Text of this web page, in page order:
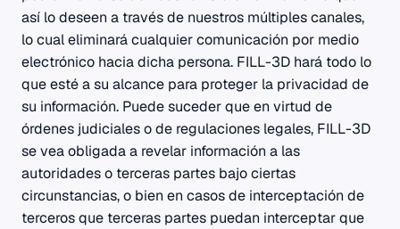
así lo deseen a través de nuestros múltiples canales,
lo cual eliminará cualquier comunicación por medio
electrónico hacia dicha persona. FILL-3D hará todo lo
que esté a su alcance para proteger la privacidad de
su información. Puede suceder que en virtud de
órdenes judiciales o de regulaciones legales, FILL-3D
se vea obligada a revelar información a las
autoridades o terceras partes bajo ciertas
circunstancias, o bien en casos de interceptación de
terceros que terceras partes puedan interceptar que